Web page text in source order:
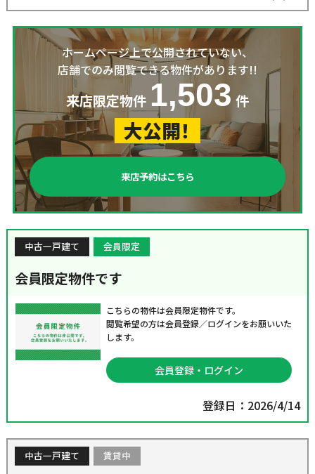
ホームページ上で公開されていない、
店舗でのみ閲覧できる物件があります!!
来店限定物件 1,503 件
大公開！
来店予約はこちら
中古一戸建て 会員限定
会員限定物件です
こちらの物件は会員限定物件です。
閲覧希望の方は会員登録／ログインをお願いいた
します。
会員登録・ログイン
登録日：2026/4/14
中古一戸建て 賃貸中